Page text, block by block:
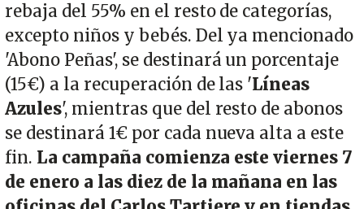
rebaja del 55% en el resto de categorías,
excepto niños y bebés. Del ya mencionado
'Abono Peñas', se destinará un porcentaje
(15€) a la recuperación de las 'Líneas
Azules', mientras que del resto de abonos
se destinará 1€ por cada nueva alta a este
fin. La campaña comienza este viernes 7
de enero a las diez de la mañana en las